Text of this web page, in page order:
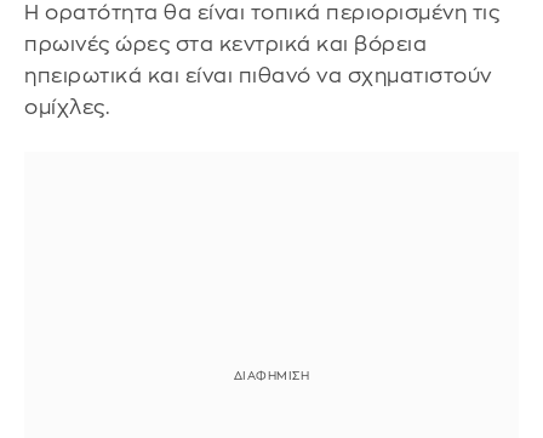
Η ορατότητα θα είναι τοπικά περιορισμένη τις
πρωινές ώρες στα κεντρικά και βόρεια
ηπειρωτικά και είναι πιθανό να σχηματιστούν
ομίχλες.